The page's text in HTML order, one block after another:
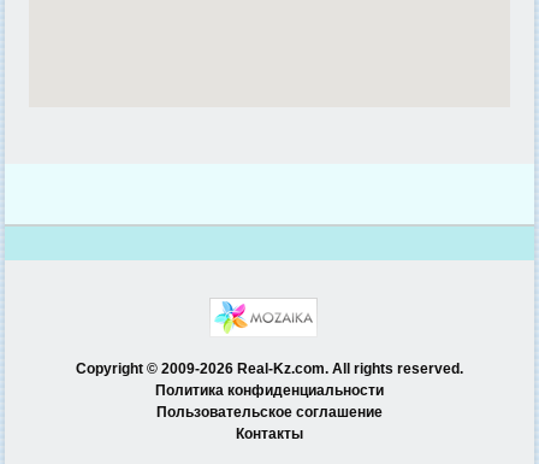
Copyright © 2009-2026 Real-Kz.com. All rights reserved.
Политика конфиденциальности
Пользовательское соглашение
Контакты